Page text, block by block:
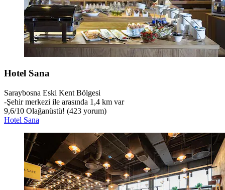
Hotel Sana
Saraybosna Eski Kent Bölgesi
‐Şehir merkezi ile arasında 1,4 km var
9,6/10 Olağanüstü! (423 yorum)
Hotel Sana